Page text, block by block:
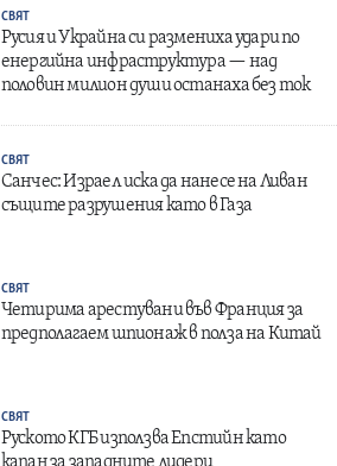
СВЯТ
Русия и Украйна си размениха удари по
енергийна инфраструктура — над
половин милион души останаха без ток
СВЯТ
Санчес: Израел иска да нанесе на Ливан
същите разрушения като в Газа
СВЯТ
Четирима арестувани във Франция за
предполагаем шпионаж в полза на Китай
СВЯТ
Руското КГБ използва Епстийн като